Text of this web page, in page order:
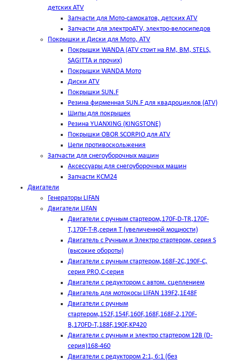
детских ATV
Запчасти для Мото-самокатов, детских ATV
Запчасти для электроATV, электро-велосипедов
Покрышки и Диски для Мото, ATV
Покрышки WANDA (АТV стоит на RM, BM, STELS,
SAGITTA и прочих)
Покрышки WANDA Мото
Диски ATV
Покрышки SUN.F
Резина фирменная SUN.F для квадроциклов (АТV)
Шипы для покрышек
Резина YUANXING (KINGSTONE)
Покрышки OBOR SCORPIO для ATV
Цепи противоскольжения
Запчасти для снегоуборочных машин
Аксессуары для снегоуборочных машин
Запчасти КСМ24
Двигатели
Генераторы LIFAN
Двигатели LIFAN
Двигатели с ручным стартером,170F-D-TR,170F-
T,170F-T-R,серия Т (увеличенной мощности)
Двигатель с Ручным и Электро стартером, серия S
(высокие обороты)
Двигатели с ручным стартером,168F-2C,190F-C,
серия PRO,C-серия
Двигатели с редуктором с автом. сцеплением
Двигатель для мотокосы LIFAN 139F2,1E48F
Двигатели с ручным
стартером,152F,154F,160F,168F,168F-2,170F-
B,170FD-T,188F,190F,KP420
Двигатели с ручным и электро стартером 12В (D-
серия)168-460
Двигатели с редуктором 2:1, 6:1 (без